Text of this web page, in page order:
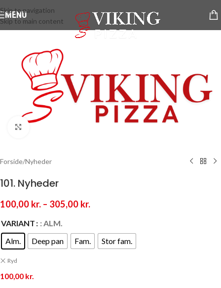
Skip to navigation
Skip to main content
MENU
Forside/Nyheder
101. Nyheder
100,00 kr. – 305,00 kr.
VARIANT
: ALM.
Alm.
Deep pan Fam. Stor fam.
Ryd
100,00 kr.